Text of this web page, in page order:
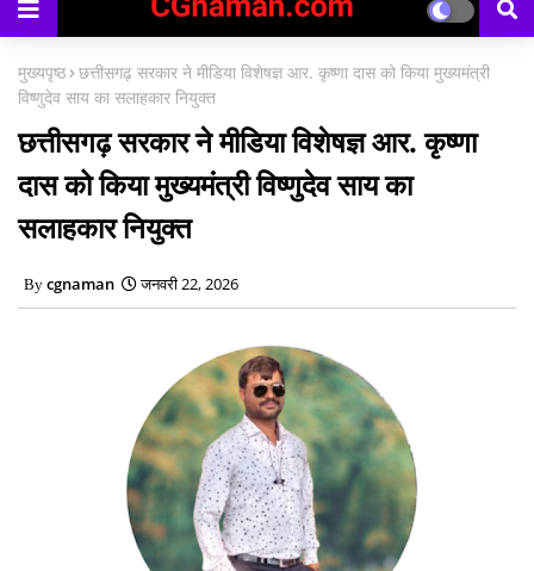
मुख्यपृष्ठ छत्तीसगढ़ सरकार ने मीडिया विशेषज्ञ आर. कृष्णा दास को किया मुख्यमंत्री
विष्णुदेव साय का सलाहकार नियुक्त
छत्तीसगढ़ सरकार ने मीडिया विशेषज्ञ आर. कृष्णा
दास को किया मुख्यमंत्री विष्णुदेव साय का
सलाहकार नियुक्त
cgnaman जनवरी 22, 2026